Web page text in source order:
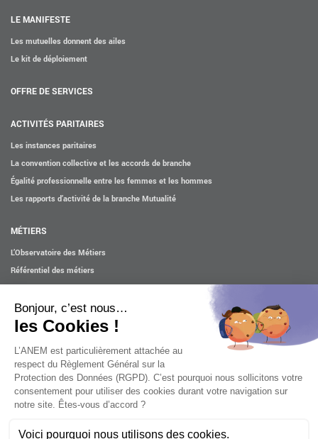
LE MANIFESTE
Les mutuelles donnent des ailes
Le kit de déploiement
OFFRE DE SERVICES
ACTIVITÉS PARITAIRES
Les instances paritaires
La convention collective et les accords de branche
Égalité professionnelle entre les femmes et les hommes
Les rapports d’activité de la branche Mutualité
MÉTIERS
L’Observatoire des Métiers
Référentiel des métiers
Certifications professionnelles
Parcours d’intégration
Politique handicap
ACTUALITÉS